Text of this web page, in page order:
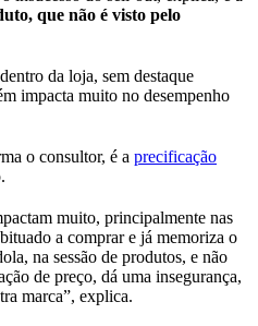
que não é visto pelo
da loja, sem destaque
impacta muito no desempenho
o consultor, é a precificação
muito, principalmente nas
a comprar e já memoriza o
na sessão de produtos, e não
de preço, dá uma insegurança,
marca”, explica.